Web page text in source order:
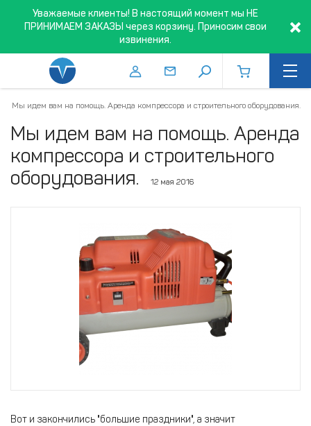
Уважаемые клиенты! В настоящий момент мы НЕ
ПРИНИМАЕМ ЗАКАЗЫ через корзину. Приносим свои
извинения.
Мы идем вам на помощь. Аренда компрессора и строительного оборудования.
Мы идем вам на помощь. Аренда
компрессора и строительного
оборудования.
12 мая 2016
Вот и закончились "большие праздники", а значит